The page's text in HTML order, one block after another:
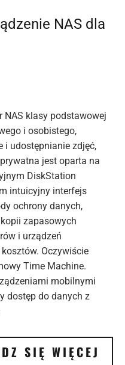
NAS dla
NAS klasy podstawowej
i osobistego,
i udostępnianie zdjęć,
jest oparta na
DiskStation
intuicyjny interfejs
ochrony danych,
zapasowych
i urządzeń
Oczywiście
Time Machine.
mobilnymi
dostęp do danych z
SIĘ WIĘCEJ